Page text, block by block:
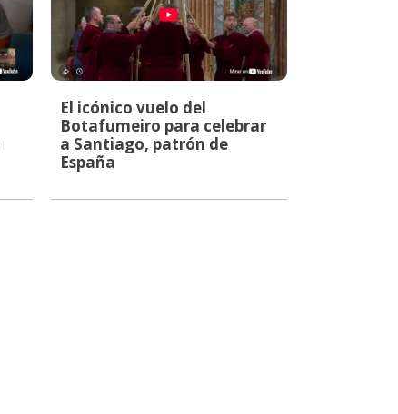
El icónico vuelo del
Botafumeiro para celebrar
a Santiago, patrón de
España